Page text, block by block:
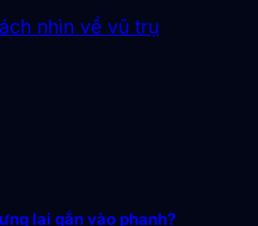
nhìn về vũ trụ
lại gắn vào phanh?